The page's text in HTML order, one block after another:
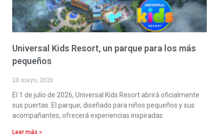
Universal Kids Resort, un parque para los más
pequeños
28 mayo, 2026
El 1 de julio de 2026, Universal Kids Resort abrirá oficialmente
sus puertas. El parque, diseñado para niños pequeños y sus
acompañantes, ofrecerá experiencias inspiradas
Leer más »